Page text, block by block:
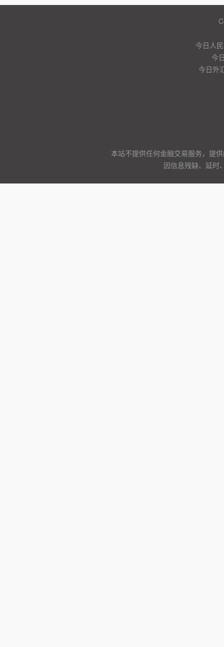
今日人
今
今日外
本站不提供任何金融交易服务，提
因信息残缺、延时